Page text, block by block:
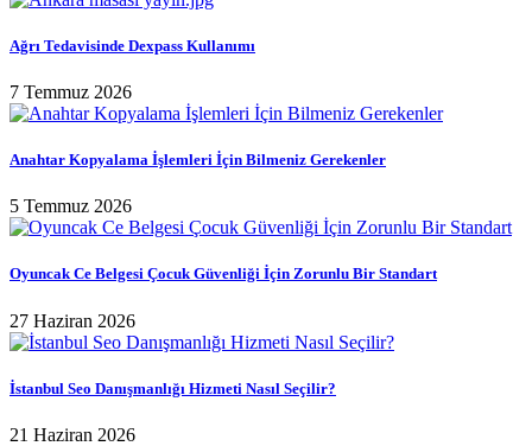
Ağrı Tedavisinde Dexpass Kullanımı
7 Temmuz 2026
Anahtar Kopyalama İşlemleri İçin Bilmeniz Gerekenler
5 Temmuz 2026
Oyuncak Ce Belgesi Çocuk Güvenliği İçin Zorunlu Bir Standart
27 Haziran 2026
İstanbul Seo Danışmanlığı Hizmeti Nasıl Seçilir?
21 Haziran 2026